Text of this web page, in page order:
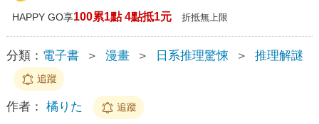
HAPPY GO享100累1點 4點抵1元 折抵無上限
分類： 電子書 ＞ 漫畫 ＞ 日系推理驚悚 ＞ 推理解謎
追蹤
作者： 橘りた 追蹤